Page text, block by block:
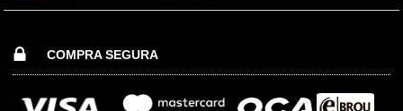
COMPRA SEGURA